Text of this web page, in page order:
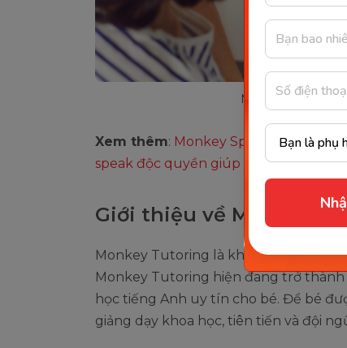
Monkey Tutoring
Xem thêm: Monkey Speak - khóa
speak độc quyền giúp phát âm
Giới thiệu về Monkey
Monkey Tutoring là khóa học tiếng
Monkey Tutoring hiện đang trở
học tiếng Anh uy tín cho bé. Để bé
giảng dạy khoa học, tiên tiến và đội